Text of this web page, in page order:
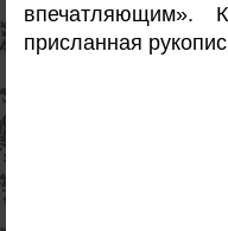
впечатляющим».
присланная